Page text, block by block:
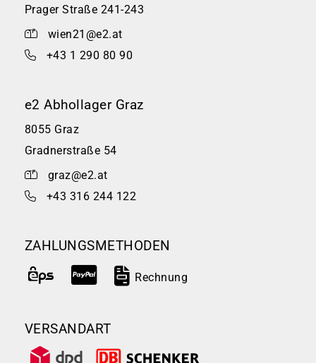
Prager Straße 241-243
wien21@e2.at
+43 1 290 80 90
e2 Abhollager Graz
8055 Graz
Gradnerstraße 54
graz@e2.at
+43 316 244 122
ZAHLUNGSMETHODEN
Rechnung
VERSANDART